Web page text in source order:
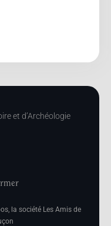
et d’Archéologie
la société Les Amis de